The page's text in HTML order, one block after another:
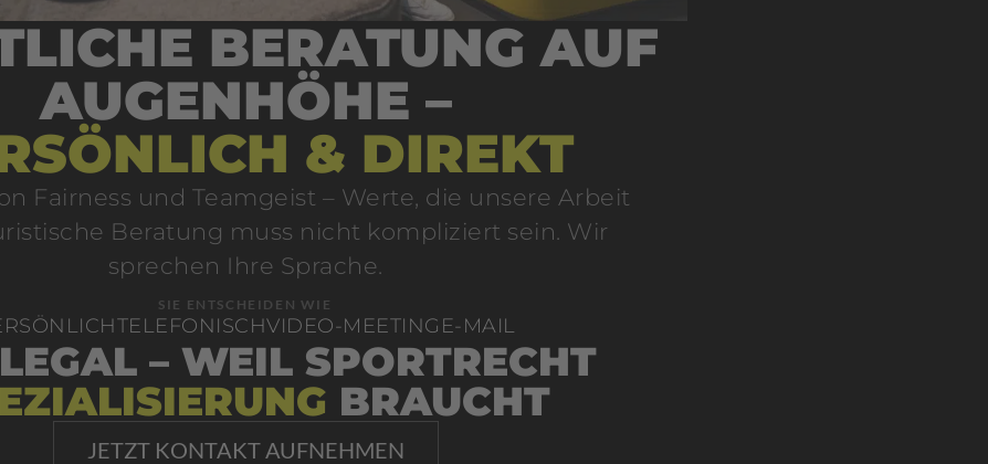
BERATUNG AUF
AUGENHÖHE –
& DIREKT
Fairness und Teamgeist – Werte, die unsere Arbeit
Beratung muss nicht kompliziert sein. Wir
sprechen Ihre Sprache.
SIE ENTSCHEIDEN WIE
TELEFONISCHVIDEO-MEETING E-MAIL
– WEIL SPORTRECHT
BRAUCHT
JETZT KONTAKT AUFNEHMEN